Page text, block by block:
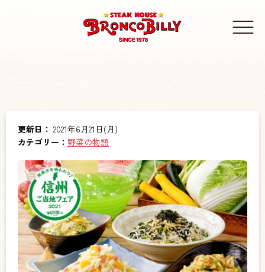
更新日： 2021年6月21日(月)
カテゴリー： 野菜の物語